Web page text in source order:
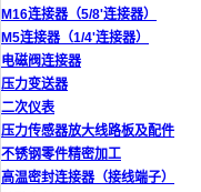
M16连接器（5/8'连接器）
M5连接器（1/4'连接器）
电磁阀连接器
压力变送器
二次仪表
压力传感器放大线路板及配件
不锈钢零件精密加工
高温密封连接器（接线端子）